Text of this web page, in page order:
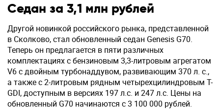
Седан за 3,1 млн рублей
Другой новинкой российского рынка, представленной
в Сколково, стал обновленный седан Genesis G70.
Теперь он предлагается в пяти различных
комплектациях с бензиновым 3,3-литровым агрегатом
V6 с двойным турбонаддувом, развивающим 370 л. с.,
а также с 2-литровым рядным четырехцилиндровым T-
GDI, доступным в версиях 197 л.с. и 247 л.с. Цены на
обновленный G70 начинаются с 3 100 000 рублей.